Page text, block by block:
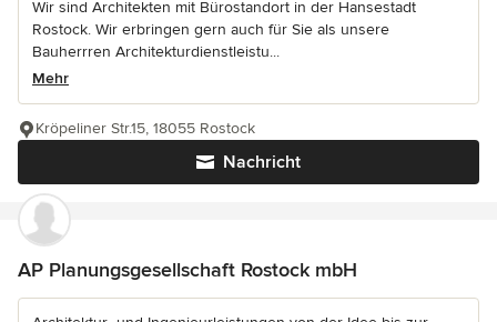
Wir sind Architekten mit Bürostandort in der Hansestadt
Rostock. Wir erbringen gern auch für Sie als unsere
Bauherrren Architekturdienstleistu...
Mehr
Nachricht
Kröpeliner Str.15, 18055 Rostock
AP Planungsgesellschaft Rostock mbH